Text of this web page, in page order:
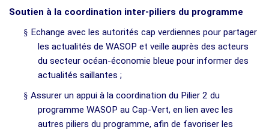
Soutien à la coordination inter-piliers du programme
§ Echange avec les autorités cap verdiennes pour partager
les actualités de WASOP et veille auprès des acteurs
du secteur océan-économie bleue pour informer des
actualités saillantes ;
§ Assurer un appui à la coordination du Pilier 2 du
programme WASOP au Cap-Vert, en lien avec les
autres piliers du programme, afin de favoriser les